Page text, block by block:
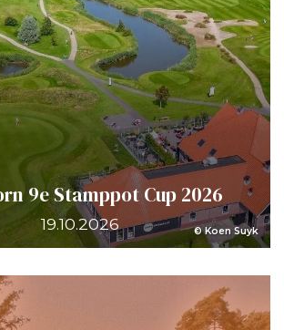
© Koen Suyk
9e Stamppot Cup 2026
19.10.2026